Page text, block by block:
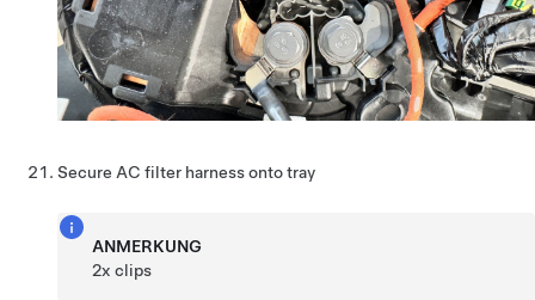
Secure AC filter harness onto tray
ANMERKUNG
2x clips